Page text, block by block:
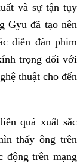
và sự tận tụy
Gyu đã tạo nên
diễn đàn phim
trọng đối với
thuật cho đến
quá xuất sắc
thấy ông trên
động trên mạng